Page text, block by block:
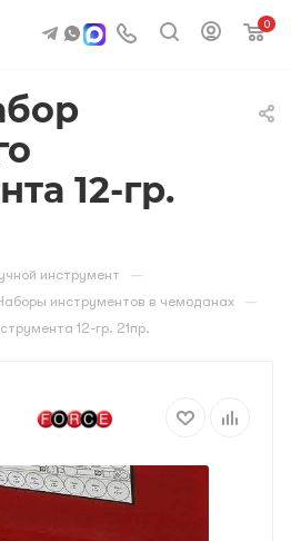
0
12-гр.
инструмент —
инструментов в чемоданах —
12-гр. 21пр.